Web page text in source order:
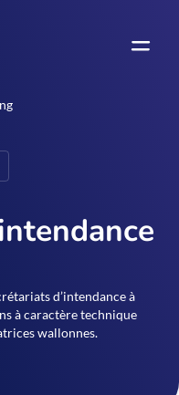
d’intendance à
à caractère technique
wallonnes.